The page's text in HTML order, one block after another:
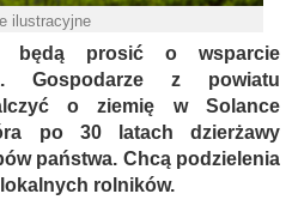
ilustracyjne
będą prosić o wsparcie
Gospodarze z powiatu
o ziemię w Solance
po 30 latach dzierżawy
państwa. Chcą podzielenia
rolników.